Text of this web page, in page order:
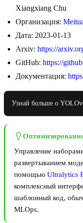
Xiangxiang Chu
Организация:
Дата: 2023-01-13
Arxiv: https://
GitHub: https://
Документация:
Узнай больше о
Управление
развертыванием
помощью Ultralytics
комплексный
шаблонный код,
MLOps.